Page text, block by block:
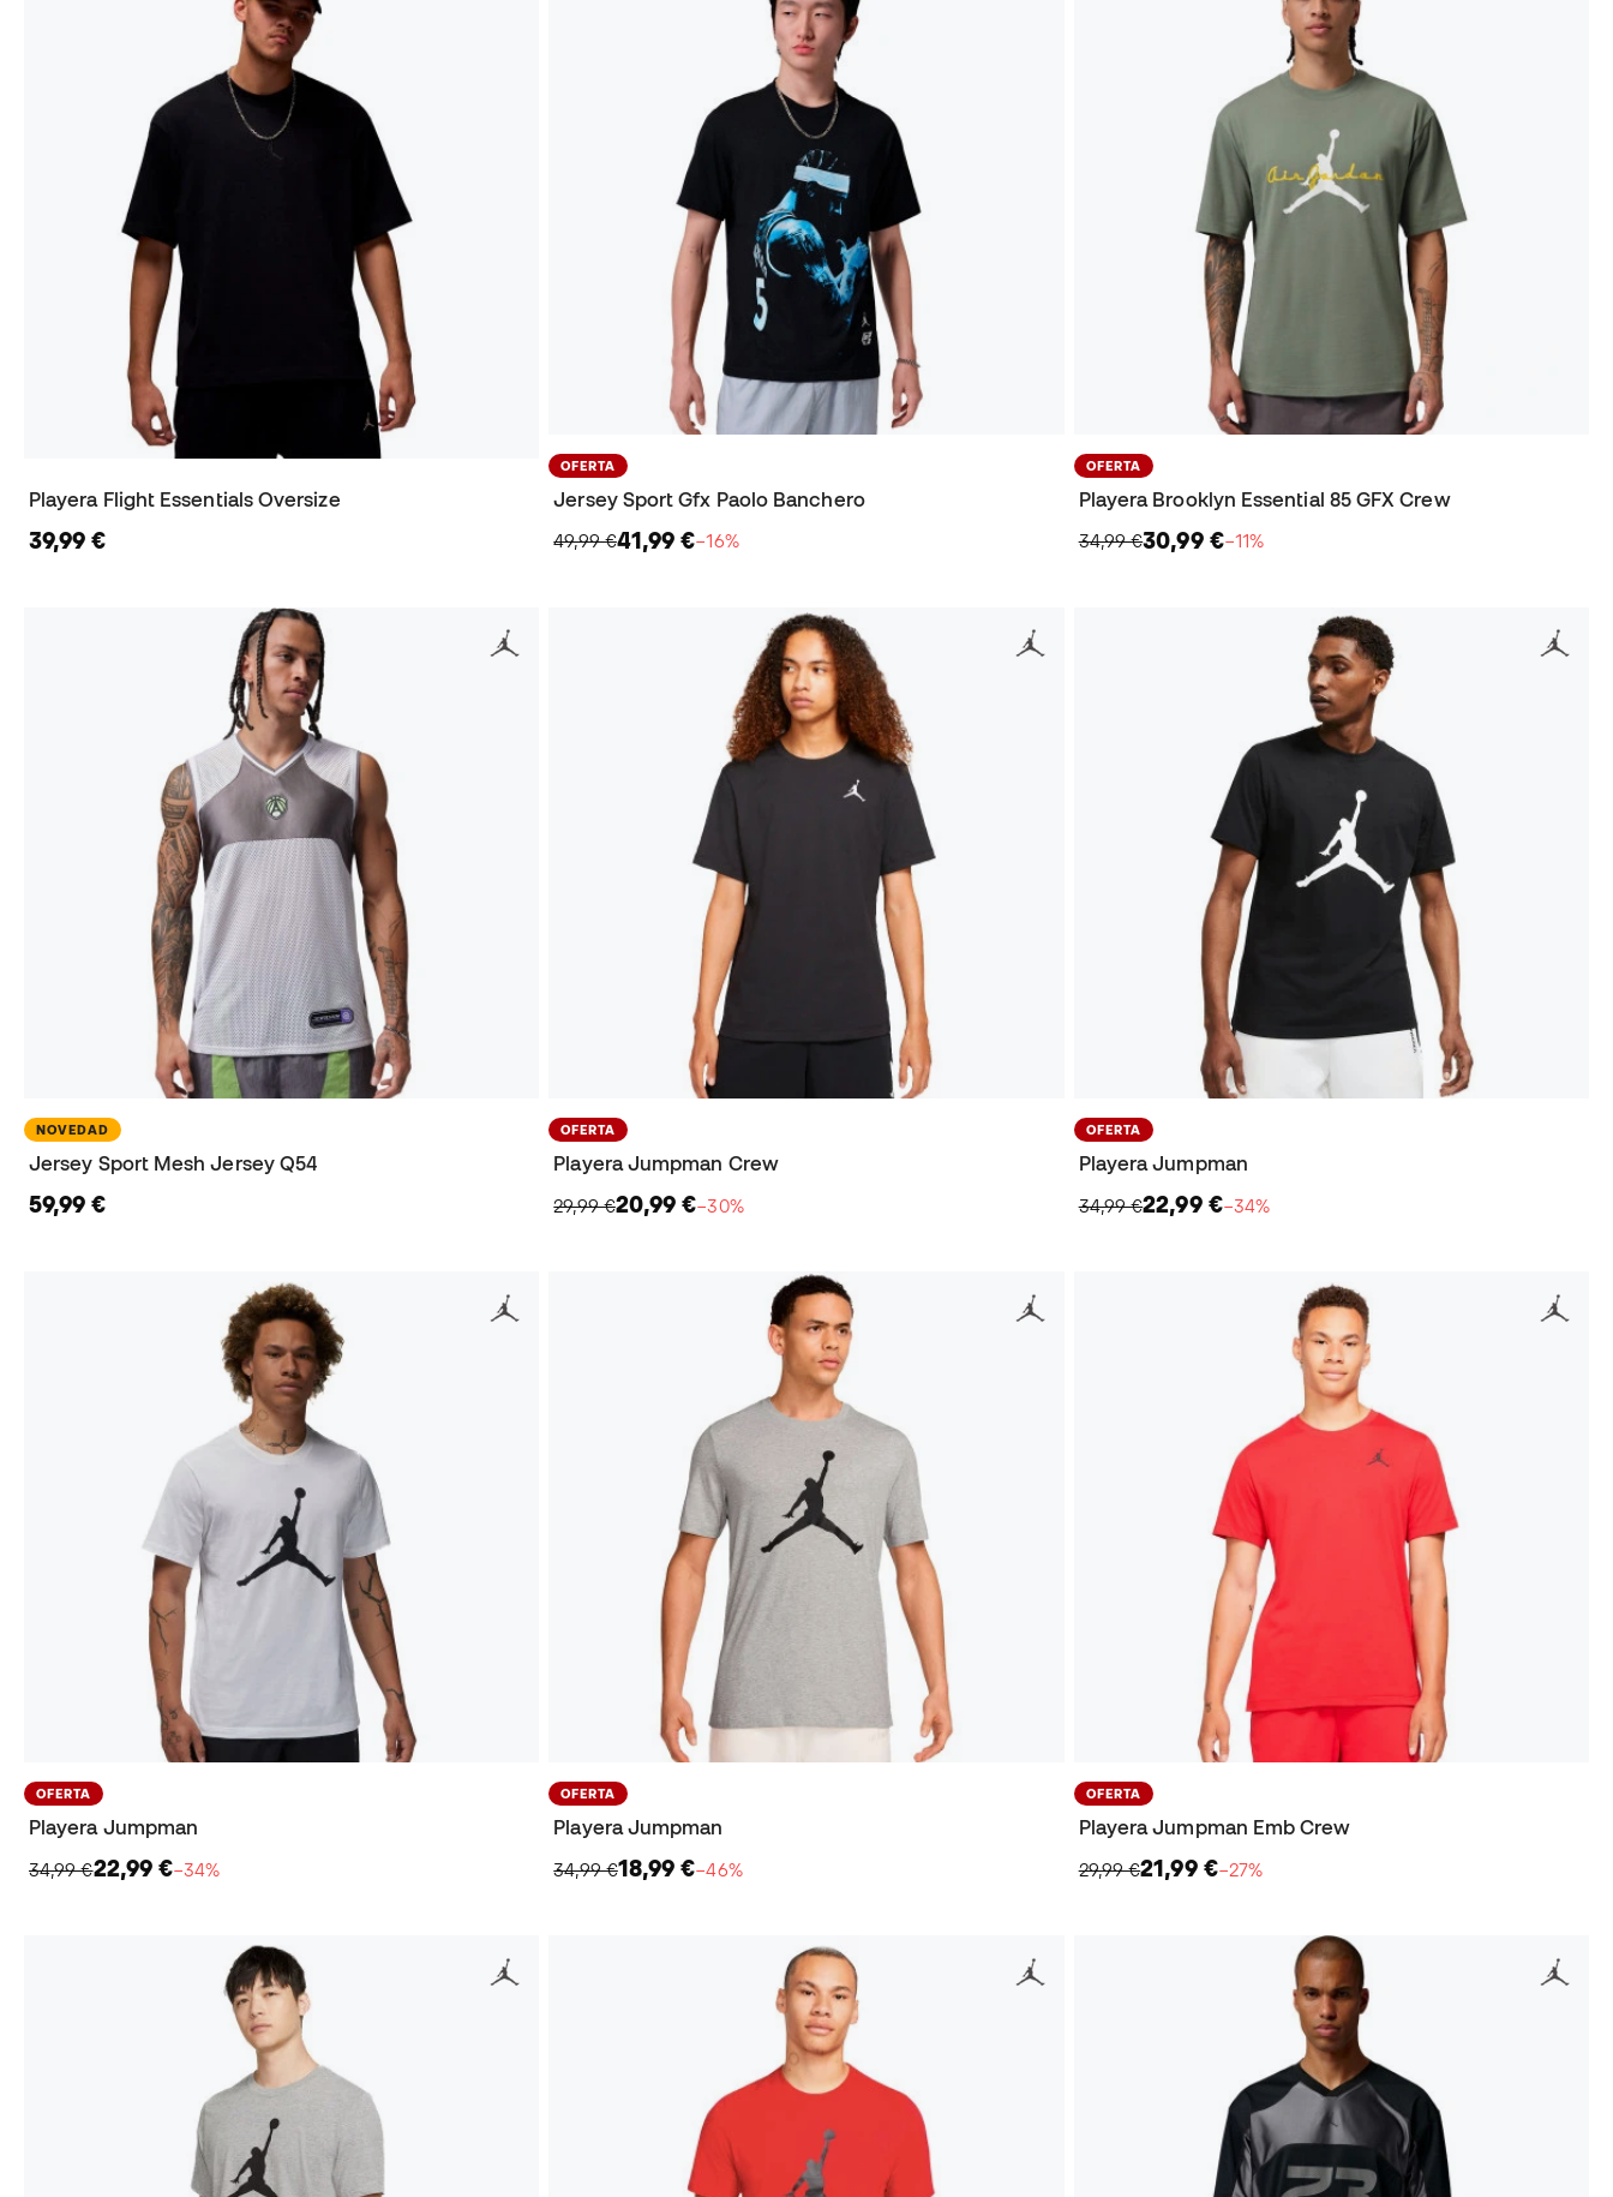
Playera Flight Essentials Oversize
39,99 €
OFERTA
Jersey Sport Gfx Paolo Banchero
49,99 €41,99 €−16%
OFERTA
Playera Brooklyn Essential 85 GFX Crew
34,99 €30,99 €−11%
NOVEDAD
Jersey Sport Mesh Jersey Q54
59,99 €
OFERTA
Playera Jumpman Crew
29,99 €20,99 €−30%
OFERTA
Playera Jumpman
34,99 €22,99 €−34%
OFERTA
Playera Jumpman
34,99 €22,99 €−34%
OFERTA
Playera Jumpman
34,99 €18,99 €−46%
OFERTA
Playera Jumpman Emb Crew
29,99 €21,99 €−27%